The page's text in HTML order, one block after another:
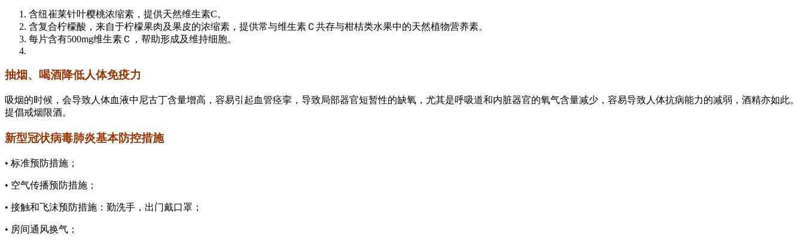
含纽崔莱针叶樱桃浓缩素，提供天然维生素C。
含复合柠檬酸，来自于柠檬果肉及果皮的浓缩素，提供常与维生素Ｃ共存与柑桔类水果中的天然植物营养素。
每片含有500mg维生素Ｃ，帮助形成及维持细胞。
抽烟、喝酒降低人体免疫力
吸烟的时候，会导致人体血液中尼古丁含量增高，容易引起血管痉挛，导致局部器官短暂性的缺氧，尤其是呼吸道和内脏器官的氧气含量减少，容易导致人体抗病能力的减弱，酒精亦如此。
提倡戒烟限酒。
新型冠状病毒肺炎基本防控措施
• 标准预防措施；
• 空气传播预防措施；
• 接触和飞沫预防措施：勤洗手，出门戴口罩；
• 房间通风换气；